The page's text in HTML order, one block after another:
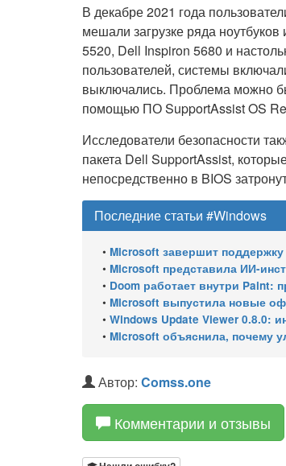
В декабре 2021 года
мешали загрузке ряда
5520, Dell Inspiron 5680 и
пользователей, системы
выключались. Проблема можно
помощью ПО SupportAssist OS
Исследователи безопасности
пакета Dell SupportAssist,
непосредственно в BIOS
Последние статьи #Windows
• Microsoft завершит поддержку Windows
• Microsoft представила ИИ-
• Doom работает внутри Paint:
• Microsoft выпустила новые
• Windows Update Viewer 0.8.0:
• Microsoft объяснила, почему
Автор: Comss.one